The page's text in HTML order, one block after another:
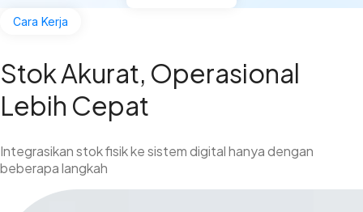
Cara Kerja
Stok Akurat, Operasional
Lebih Cepat
Integrasikan stok fisik ke sistem digital hanya dengan
beberapa langkah